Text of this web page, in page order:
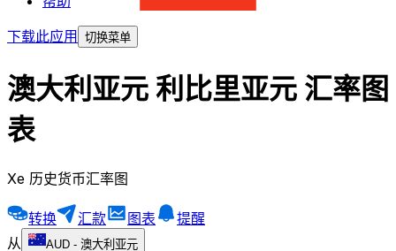
下载此应用
切换菜单
澳大利亚元 利比里亚元 汇率图
表
Xe 历史货币汇率图
转换 汇款 图表
提醒
从
AUD - 澳大利亚元